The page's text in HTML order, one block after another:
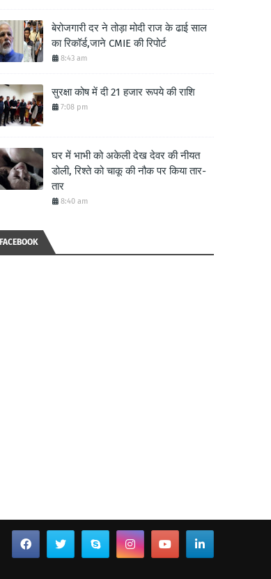
बेरोजगारी दर ने तोड़ा मोदी राज के ढाई साल
का रिकॉर्ड,जाने CMIE की रिपोर्ट
8:43 am
सुरक्षा कोष में दी 21 हजार रूपये की राशि
7:08 pm
घर में भाभी को अकेली देख देवर की नीयत
डोली, रिश्ते को चाकू की नौक पर किया तार-
तार
8:40 am
FACEBOOK